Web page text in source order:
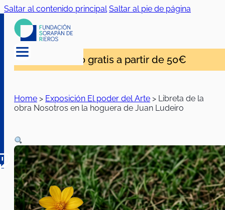
Saltar al contenido principal Saltar al pie de página
Envío gratis a partir de 50€
Home > Exposición El poder del Arte > Libreta de la
obra Nosotros en la hoguera de Juan Ludeiro